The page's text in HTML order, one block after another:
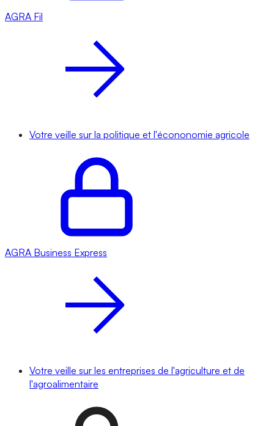
AGRA Fil
Votre veille sur la politique et l'écononomie agricole
AGRA Business Express
Votre veille sur les entreprises de l'agriculture et de
l'agroalimentaire